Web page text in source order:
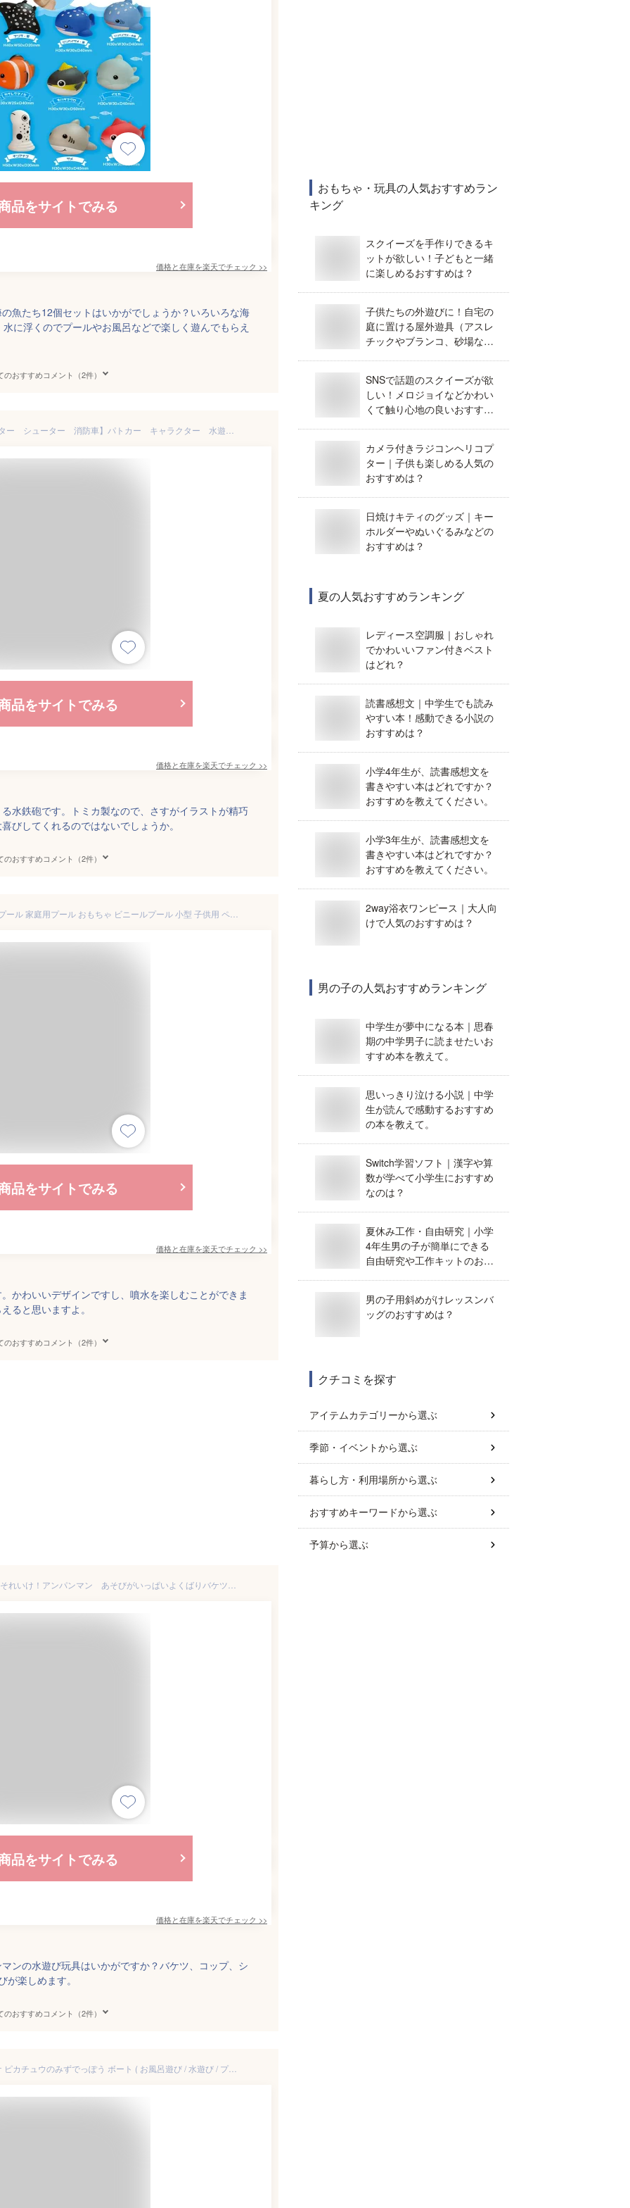
品をサイトでみる
価格と在庫を楽天でチェック >>
魚たち12個セットはいかがでしょうか？いろいろな海
に浮くのでプールやお風呂などで楽しく遊んでもらえ
のおすすめコメント（2件）
品をサイトでみる
価格と在庫を楽天でチェック >>
水鉄砲です。トミカ製なので、さすがイラストが精巧
びしてくれるのではないでしょうか。
のおすすめコメント（2件）
品をサイトでみる
価格と在庫を楽天でチェック >>
かわいいデザインですし、噴水を楽しむことができま
ると思いますよ。
のおすすめコメント（2件）
品をサイトでみる
価格と在庫を楽天でチェック >>
ンの水遊び玩具はいかがですか？バケツ、コップ、シ
楽しめます。
のおすすめコメント（2件）
おもちゃ・玩具の人気おすすめラン
キング
スクイーズを手作りできるキ
ットが欲しい！子どもと一緒
に楽しめるおすすめは？
子供たちの外遊びに！自宅の
庭に置ける屋外遊具（アスレ
チックやブランコ、砂場な
SNSで話題のスクイーズが欲
しい！メロジョイなどかわい
くて触り心地の良いおすすめ
カメラ付きラジコンヘリコプ
ター｜子供も楽しめる人気の
おすすめは？
日焼けキティのグッズ｜キー
ホルダーやぬいぐるみなどの
おすすめは？
夏の人気おすすめランキング
レディース空調服｜おしゃれ
でかわいいファン付きベスト
はどれ？
読書感想文｜中学生でも読み
やすい本！感動できる小説の
おすすめは？
小学4年生が、読書感想文を
書きやすい本はどれですか？
おすすめを教えてください。
小学3年生が、読書感想文を
書きやすい本はどれですか？
おすすめを教えてください。
2way浴衣ワンピース｜大人向
けで人気のおすすめは？
男の子の人気おすすめランキング
中学生が夢中になる本｜思春
期の中学男子に読ませたいお
すすめ本を教えて。
思いっきり泣ける小説｜中学
生が読んで感動するおすすめ
の本を教えて。
Switch学習ソフト｜漢字や算
数が学べて小学生におすすめ
なのは？
夏休み工作・自由研究｜小学
4年生男の子が簡単にできる
自由研究や工作キットのおす
男の子用斜めがけレッスンバ
ッグのおすすめは？
クチコミを探す
アイテムカテゴリーから選ぶ
季節・イベントから選ぶ
暮らし方・利用場所から選ぶ
おすすめキーワードから選ぶ
予算から選ぶ